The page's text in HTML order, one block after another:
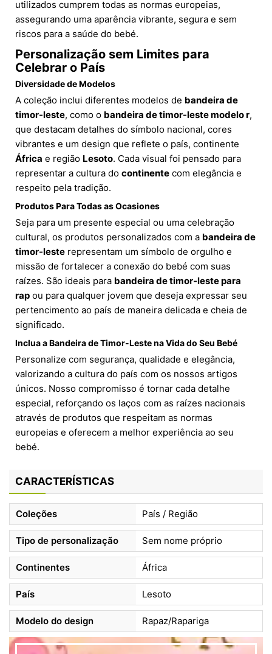
utilizados cumprem todas as normas europeias,
assegurando uma aparência vibrante, segura e sem
riscos para a saúde do bebé.
Personalização sem Limites para
Celebrar o País
Diversidade de Modelos
A coleção inclui diferentes modelos de bandeira de
timor-leste, como o bandeira de timor-leste modelo r,
que destacam detalhes do símbolo nacional, cores
vibrantes e um design que reflete o país, continente
África e região Lesoto. Cada visual foi pensado para
representar a cultura do continente com elegância e
respeito pela tradição.
Produtos Para Todas as Ocasiones
Seja para um presente especial ou uma celebração
cultural, os produtos personalizados com a bandeira de
timor-leste representam um símbolo de orgulho e
missão de fortalecer a conexão do bebé com suas
raízes. São ideais para bandeira de timor-leste para
rap ou para qualquer jovem que deseja expressar seu
pertencimento ao país de maneira delicada e cheia de
significado.
Inclua a Bandeira de Timor-Leste na Vida do Seu Bebé
Personalize com segurança, qualidade e elegância,
valorizando a cultura do país com os nossos artigos
únicos. Nosso compromisso é tornar cada detalhe
especial, reforçando os laços com as raízes nacionais
através de produtos que respeitam as normas
europeias e oferecem a melhor experiência ao seu
bebé.
CARACTERÍSTICAS
Coleções País / Região
Tipo de personalização Sem nome próprio
Continentes África
País Lesoto
Modelo do design Rapaz/Rapariga